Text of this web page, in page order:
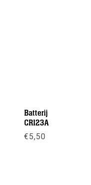
Batterij
CR123A
€5,50